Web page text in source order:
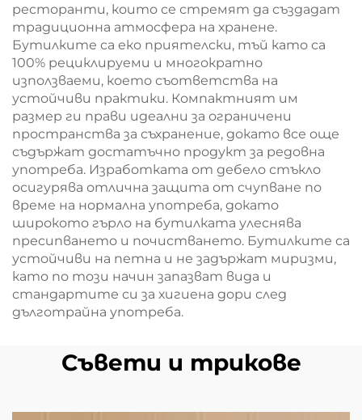
ресторанти, които се стремят да създадат
традиционна атмосфера на хранене.
Бутилките са еко приятелски, тъй като са
100% рециклируеми и многократно
използваеми, което съответства на
устойчиви практики. Компактният им
размер ги прави идеални за ограничени
пространства за съхранение, докато все още
съдържат достатъчно продукт за редовна
употреба. Изработката от дебело стъкло
осигурява отлична защита от счупване по
време на нормална употреба, докато
широкото гърло на бутилката улеснява
пресипването и почистването. Бутилките са
устойчиви на петна и не задържат миризми,
като по този начин запазват вида и
стандартите си за хигиена дори след
дълготрайна употреба.
Съвети и трикове